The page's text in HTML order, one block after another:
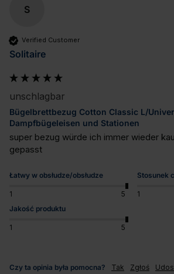
S
Verified Customer
Solitaire
unschlagbar
Bügelbrettbezug Cotton Classic L/
Dampfbügeleisen und Stationen
super bezug würde ich immer wieder
gepasst
Łatwy w obsłudze/obsłudze
1 5
Stosunek
1
Jakość produktu
1 5
Czy ta opinia była pomocna? Tak Zgłoś